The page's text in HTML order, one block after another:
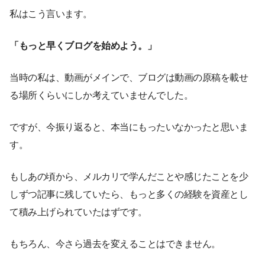
私はこう言います。
「もっと早くブログを始めよう。」
当時の私は、動画がメインで、ブログは動画の原稿を載せ
る場所くらいにしか考えていませんでした。
ですが、今振り返ると、本当にもったいなかったと思いま
す。
もしあの頃から、メルカリで学んだことや感じたことを少
しずつ記事に残していたら、もっと多くの経験を資産とし
て積み上げられていたはずです。
もちろん、今さら過去を変えることはできません。